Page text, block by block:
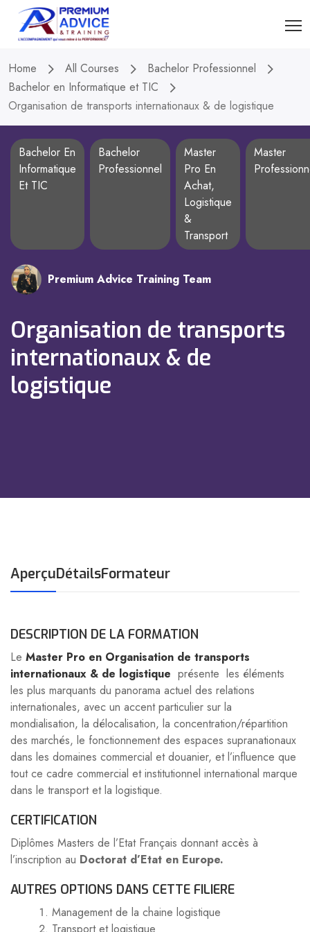
Home All Courses
Bachelor Professionnel
Bachelor en Informatique et TIC
Organisation de transports internationaux & de logistique
Premium Advice Training Team
Bachelor En
Informatique
Et TIC
Bachelor
Professionnel
Master
Pro En
Achat,
Logistique
&
Transport
Master
Organisation de transports
internationaux & de
logistique
AperçuDétailsFormateur
DESCRIPTION DE LA FORMATION
Le Master Pro en Organisation de transports
internationaux & de logistique présente les éléments
les plus marquants du panorama actuel des relations
internationales, avec un accent particulier sur la
mondialisation, la délocalisation, la concentration/répartition
des marchés, le fonctionnement des espaces supranationaux
dans les domaines commercial et douanier, et l’influence que
tout ce cadre commercial et institutionnel international marque
dans le transport et la logistique.
CERTIFICATION
Diplômes Masters de l’Etat Français donnant accès à
l’inscription au Doctorat d’Etat en Europe.
AUTRES OPTIONS DANS CETTE FILIERE
Management de la chaine logistique